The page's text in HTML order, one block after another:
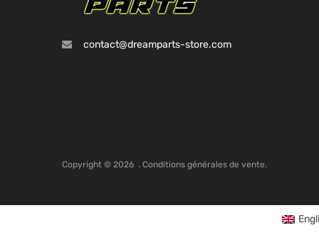
contact@dreamparts-store.com
Copyright © 2026 . Conditions générales de vente.